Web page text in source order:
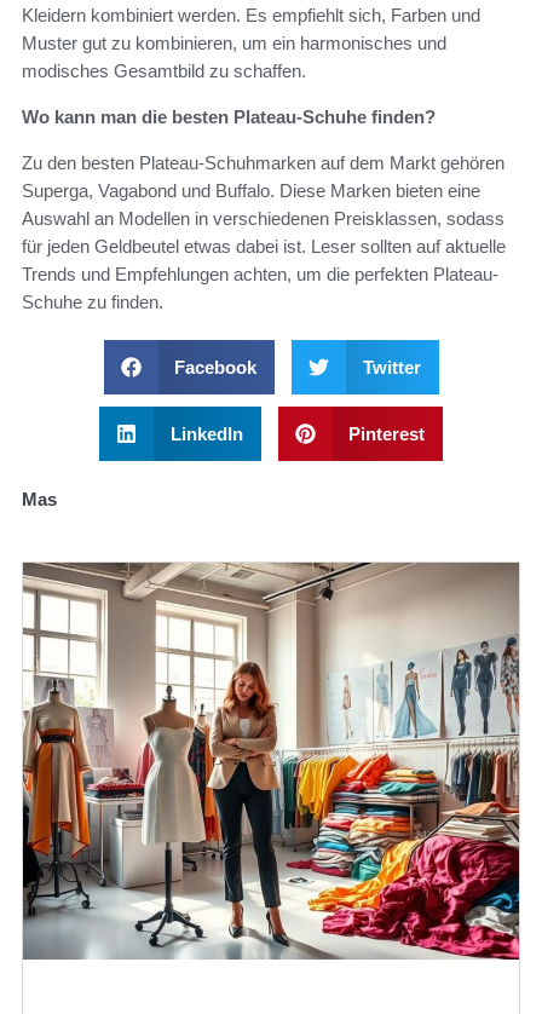
Kleidern kombiniert werden. Es empfiehlt sich, Farben und
Muster gut zu kombinieren, um ein harmonisches und
modisches Gesamtbild zu schaffen.
Wo kann man die besten Plateau-Schuhe finden?
Zu den besten Plateau-Schuhmarken auf dem Markt gehören
Superga, Vagabond und Buffalo. Diese Marken bieten eine
Auswahl an Modellen in verschiedenen Preisklassen, sodass
für jeden Geldbeutel etwas dabei ist. Leser sollten auf aktuelle
Trends und Empfehlungen achten, um die perfekten Plateau-
Schuhe zu finden.
Facebook Twitter
LinkedIn Pinterest
Mas